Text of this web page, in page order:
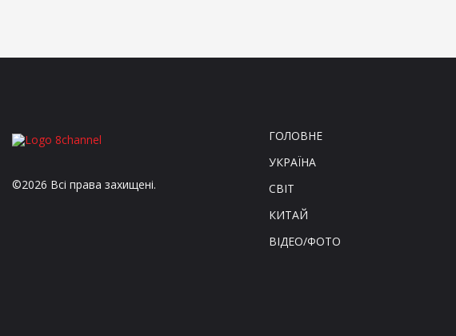
©2026 Всі права захищені.
ГОЛОВНЕ
УКРАЇНА
СВІТ
КИТАЙ
ВІДЕО/ФОТО